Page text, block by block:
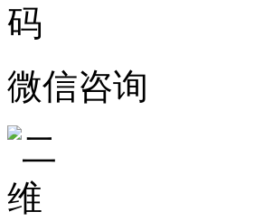
微信咨询